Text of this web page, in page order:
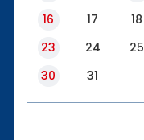
16
17 18
23
24 25
30
31